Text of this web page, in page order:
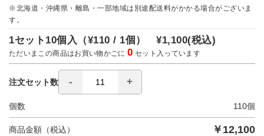
※北海道・沖縄県・離島・一部地域は別途配送料がかかる場合がございま
す。
1セット10個入（¥110 / 1個）¥1,100(税込)
ただいまこの商品はお買い物かごに0 セット入っています
注文セット数
個数 110個
商品金額（税込） ￥ 12,100